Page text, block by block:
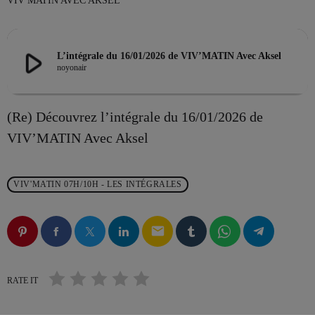
EMISSION EN COURS
LA MATINALE
08:00 - 12:00 more_vert
Animé par Stéphane
play_arrow L’intégrale du 16/01/2026 de VIV’MATIN Avec Aksel
noyonair
(Re) Découvrez l’intégrale du 16/01/2026 de
VIV’MATIN Avec Aksel
VIV'MATIN 07H/10H - LES INTÉGRALES
email
RATE IT